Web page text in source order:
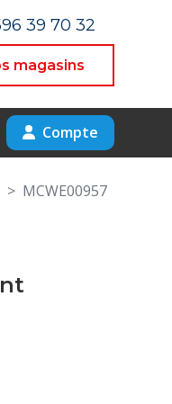
39 70 32
magasins
Compte
MCWE00957